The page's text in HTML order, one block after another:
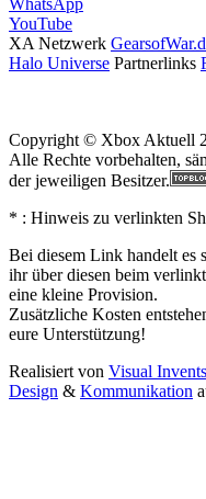
YouTube
XA Netzwerk
Halo Universe Partnerlinks
Copyright © Xbox Aktuell
Alle Rechte vorbehalten,
der jeweiligen Besitzer.
* : Hinweis zu verlinkten
Bei diesem Link handelt es
ihr über diesen beim
eine kleine Provision.
Zusätzliche Kosten
eure Unterstützung!
Realisiert von Visual Invents
Design & Kommunikation